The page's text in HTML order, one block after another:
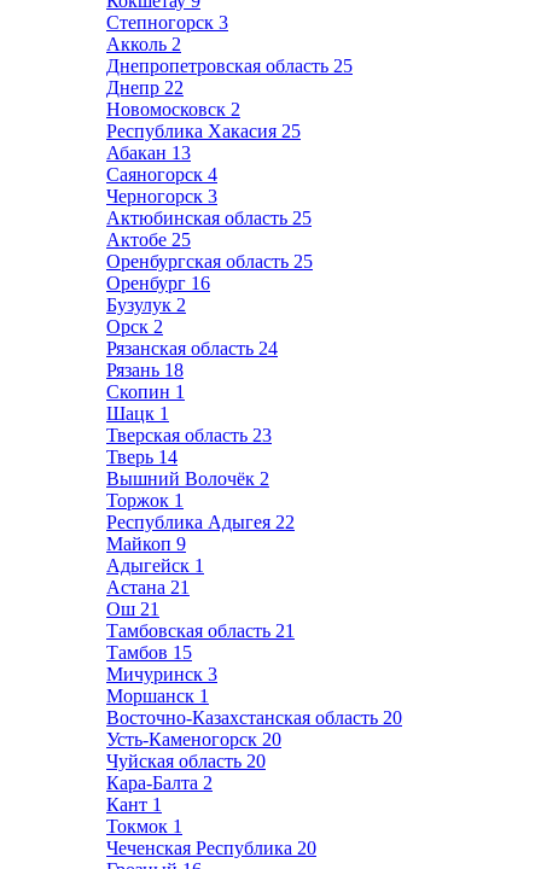
Степногорск 3
Акколь 2
Днепропетровская область 25
Днепр 22
Новомосковск 2
Республика Хакасия 25
Абакан 13
Саяногорск 4
Черногорск 3
Актюбинская область 25
Актобе 25
Оренбургская область 25
Оренбург 16
Бузулук 2
Орск 2
Рязанская область 24
Рязань 18
Скопин 1
Шацк 1
Тверская область 23
Тверь 14
Вышний Волочёк 2
Торжок 1
Республика Адыгея 22
Майкоп 9
Адыгейск 1
Астана 21
Ош 21
Тамбовская область 21
Тамбов 15
Мичуринск 3
Моршанск 1
Восточно-Казахстанская область 20
Усть-Каменогорск 20
Чуйская область 20
Кара-Балта 2
Кант 1
Токмок 1
Чеченская Республика 20